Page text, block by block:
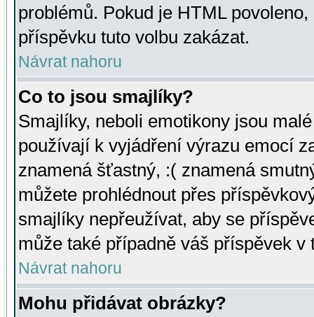
problémů. Pokud je HTML
příspěvku tuto volbu zakázat.
Návrat nahoru
Co to jsou smajlíky?
Smajlíky, neboli emotikony jsou
používají k vyjádření výrazu emocí
znamená šťastný, :( znamená
můžete prohlédnout přes
smajlíky nepřeužívat, aby se
může také případně váš příspěvek v
Návrat nahoru
Mohu přidávat obrázky?